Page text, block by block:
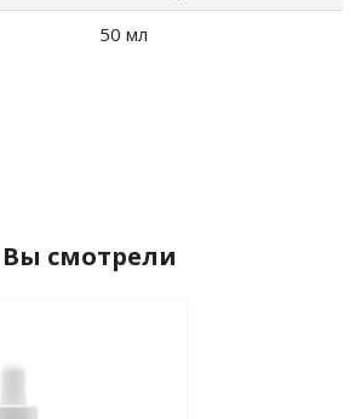
50 мл
Вы смотрели